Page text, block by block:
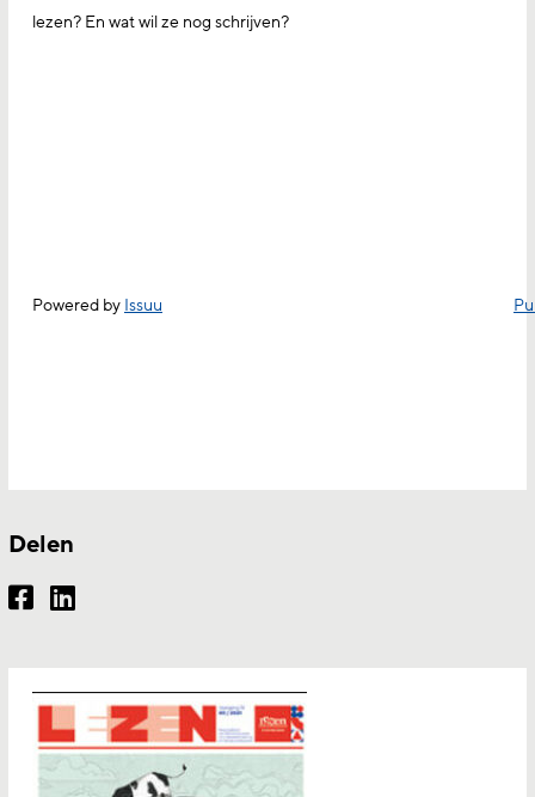
lezen? En wat wil ze nog schrijven?
Powered by Issuu
Delen